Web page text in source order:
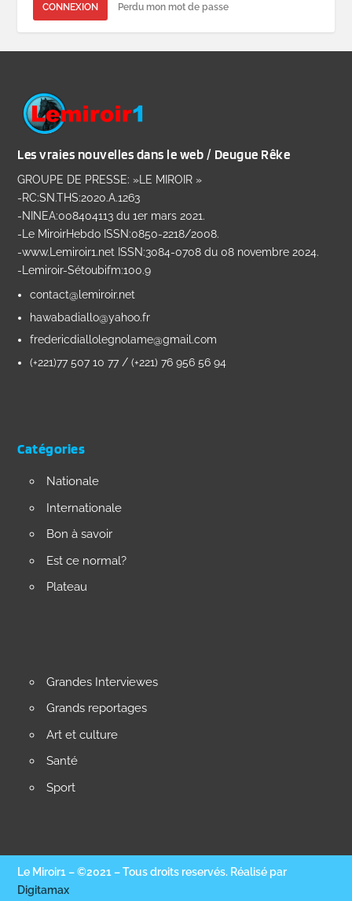
CONNEXION Perdu mon mot de passe
Les vraies nouvelles dans le web / Deugue Rêke
GROUPE DE PRESSE: »LE MIROIR »
-RC:SN.THS:2020.A.1263
-NINEA:008404113 du 1er mars 2021.
-Le MiroirHebdo ISSN:0850-2218/2008.
-www.Lemiroir1.net ISSN:3084-0708 du 08 novembre 2024.
-Lemiroir-Sétoubifm:100.9
contact@lemiroir.net
hawabadiallo@yahoo.fr
fredericdiallolegnolame@gmail.com
(+221)77 507 10 77 / (+221) 76 956 56 94
Catégories
Nationale
Internationale
Bon à savoir
Est ce normal?
Plateau
Grandes Interviewes
Grands reportages
Art et culture
Santé
Sport
Le Miroir1 – ©2021 – Tous droits reservés. Réalisé par
Digitamax